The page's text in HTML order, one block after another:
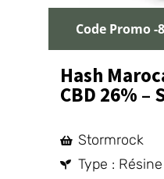
Code Promo -
Hash
CBD 26%
Stormrock
Type :